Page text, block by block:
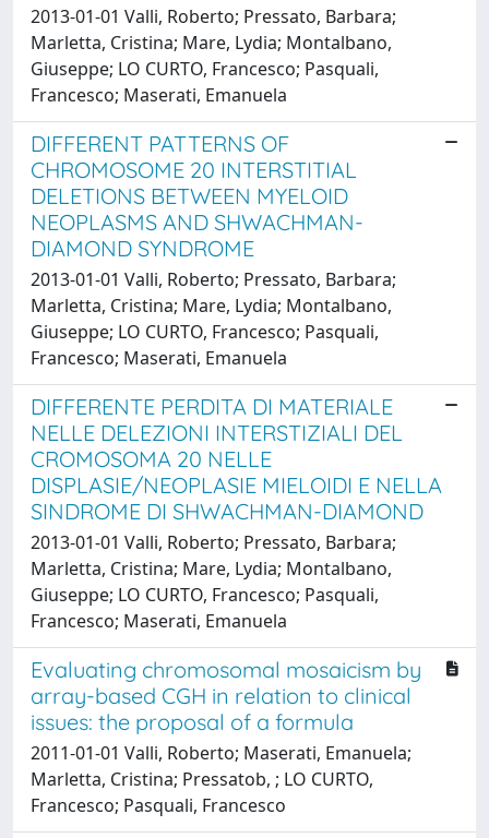
2013-01-01 Valli, Roberto; Pressato, Barbara;
Marletta, Cristina; Mare, Lydia; Montalbano,
Giuseppe; LO CURTO, Francesco; Pasquali,
Francesco; Maserati, Emanuela
DIFFERENT PATTERNS OF
CHROMOSOME 20 INTERSTITIAL
DELETIONS BETWEEN MYELOID
NEOPLASMS AND SHWACHMAN-
DIAMOND SYNDROME
2013-01-01 Valli, Roberto; Pressato, Barbara;
Marletta, Cristina; Mare, Lydia; Montalbano,
Giuseppe; LO CURTO, Francesco; Pasquali,
Francesco; Maserati, Emanuela
DIFFERENTE PERDITA DI MATERIALE
NELLE DELEZIONI INTERSTIZIALI DEL
CROMOSOMA 20 NELLE
DISPLASIE/NEOPLASIE MIELOIDI E NELLA
SINDROME DI SHWACHMAN-DIAMOND
2013-01-01 Valli, Roberto; Pressato, Barbara;
Marletta, Cristina; Mare, Lydia; Montalbano,
Giuseppe; LO CURTO, Francesco; Pasquali,
Francesco; Maserati, Emanuela
Evaluating chromosomal mosaicism by
array-based CGH in relation to clinical
issues: the proposal of a formula
2011-01-01 Valli, Roberto; Maserati, Emanuela;
Marletta, Cristina; Pressatob, ; LO CURTO,
Francesco; Pasquali, Francesco